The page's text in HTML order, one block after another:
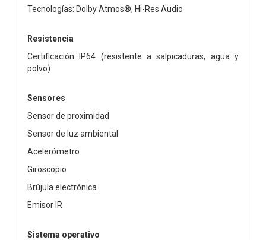
Tecnologías: Dolby Atmos®, Hi-Res Audio
Resistencia
Certificación IP64 (resistente a salpicaduras, agua y
polvo)
Sensores
Sensor de proximidad
Sensor de luz ambiental
Acelerómetro
Giroscopio
Brújula electrónica
Emisor IR
Sistema operativo